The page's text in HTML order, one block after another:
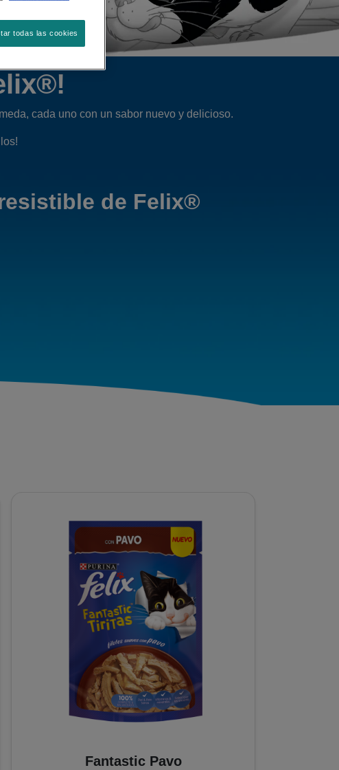
cada uno con un sabor nuevo y delicioso.
de Felix®
Fantastic Pavo
todas las cookies